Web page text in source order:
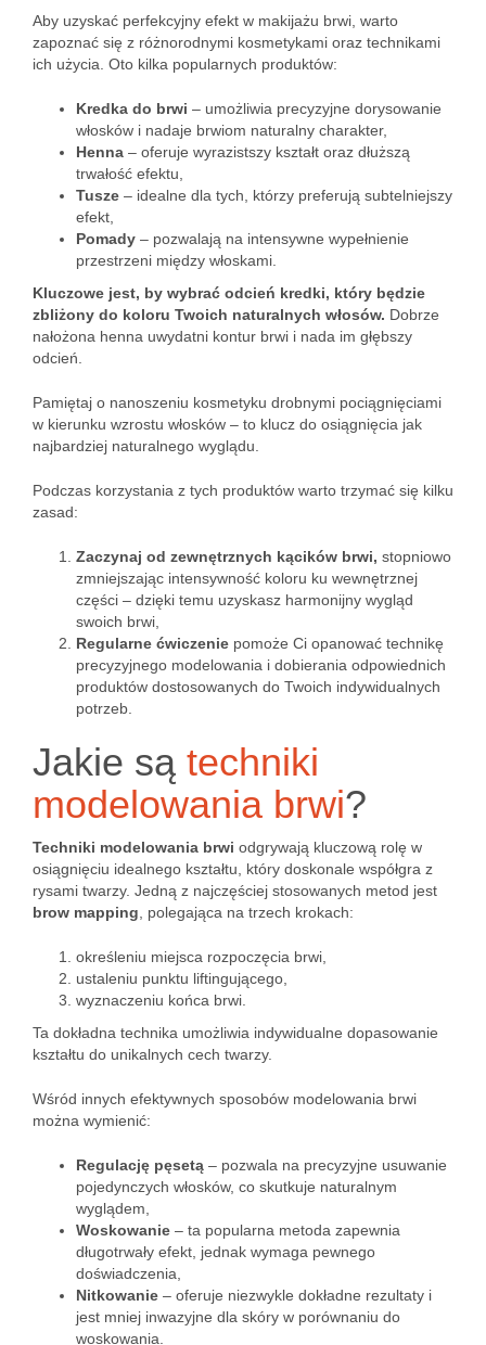
Aby uzyskać perfekcyjny efekt w makijażu brwi, warto
zapoznać się z różnorodnymi kosmetykami oraz technikami
ich użycia. Oto kilka popularnych produktów:
Kredka do brwi – umożliwia precyzyjne dorysowanie
włosków i nadaje brwiom naturalny charakter,
Henna – oferuje wyrazistszy kształt oraz dłuższą
trwałość efektu,
Tusze – idealne dla tych, którzy preferują subtelniejszy
efekt,
Pomady – pozwalają na intensywne wypełnienie
przestrzeni między włoskami.
Kluczowe jest, by wybrać odcień kredki, który będzie
zbliżony do koloru Twoich naturalnych włosów. Dobrze
nałożona henna uwydatni kontur brwi i nada im głębszy
odcień.
Pamiętaj o nanoszeniu kosmetyku drobnymi pociągnięciami
w kierunku wzrostu włosków – to klucz do osiągnięcia jak
najbardziej naturalnego wyglądu.
Podczas korzystania z tych produktów warto trzymać się kilku
zasad:
Zaczynaj od zewnętrznych kącików brwi, stopniowo
zmniejszając intensywność koloru ku wewnętrznej
części – dzięki temu uzyskasz harmonijny wygląd
swoich brwi,
Regularne ćwiczenie pomoże Ci opanować technikę
precyzyjnego modelowania i dobierania odpowiednich
produktów dostosowanych do Twoich indywidualnych
potrzeb.
Jakie są techniki
modelowania brwi?
Techniki modelowania brwi odgrywają kluczową rolę w
osiągnięciu idealnego kształtu, który doskonale współgra z
rysami twarzy. Jedną z najczęściej stosowanych metod jest
brow mapping , polegająca na trzech krokach:
określeniu miejsca rozpoczęcia brwi,
ustaleniu punktu liftingującego,
wyznaczeniu końca brwi.
Ta dokładna technika umożliwia indywidualne dopasowanie
kształtu do unikalnych cech twarzy.
Wśród innych efektywnych sposobów modelowania brwi
można wymienić:
Regulację pęsetą – pozwala na precyzyjne usuwanie
pojedynczych włosków, co skutkuje naturalnym
wyglądem,
Woskowanie – ta popularna metoda zapewnia
długotrwały efekt, jednak wymaga pewnego
doświadczenia,
Nitkowanie – oferuje niezwykle dokładne rezultaty i
jest mniej inwazyjne dla skóry w porównaniu do
woskowania.